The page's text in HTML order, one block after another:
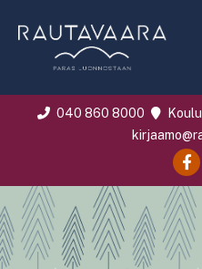
040 860 8000